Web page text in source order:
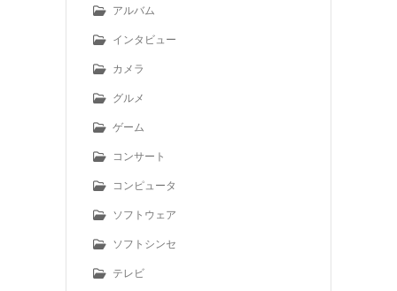
アルバム
インタビュー
カメラ
グルメ
ゲーム
コンサート
コンピュータ
ソフトウェア
ソフトシンセ
テレビ